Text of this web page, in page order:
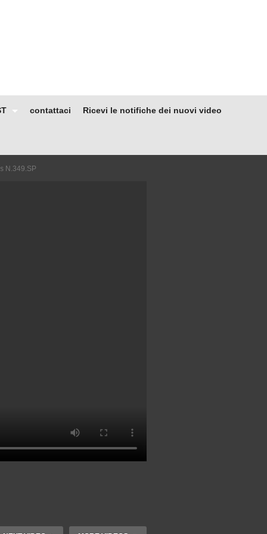
contattaci Ricevi le notifiche dei nuovi video
N.349.SP